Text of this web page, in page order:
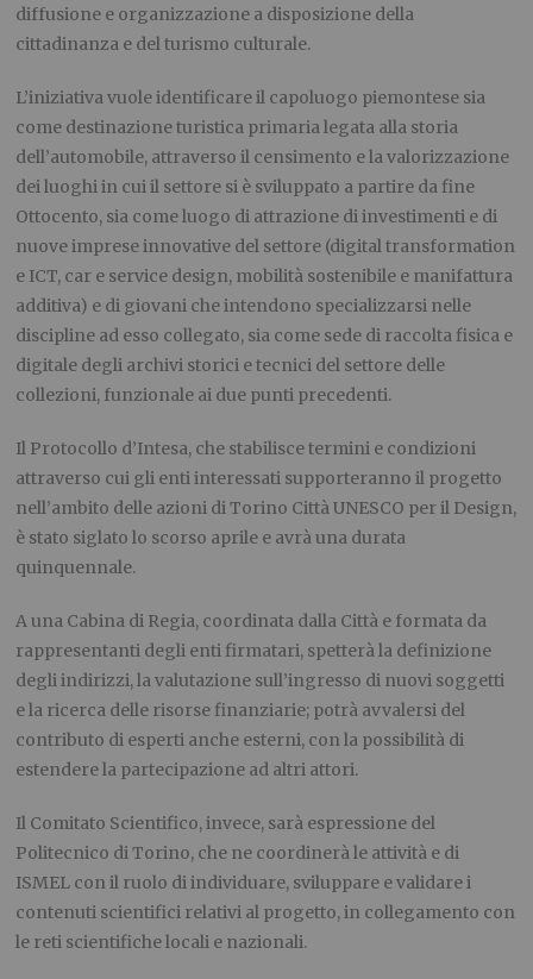
diffusione e organizzazione a disposizione della
cittadinanza e del turismo culturale.
L’iniziativa vuole identificare il capoluogo piemontese sia
come destinazione turistica primaria legata alla storia
dell’automobile, attraverso il censimento e la valorizzazione
dei luoghi in cui il settore si è sviluppato a partire da fine
Ottocento, sia come luogo di attrazione di investimenti e di
nuove imprese innovative del settore (digital transformation
e ICT, car e service design, mobilità sostenibile e manifattura
additiva) e di giovani che intendono specializzarsi nelle
discipline ad esso collegato, sia come sede di raccolta fisica e
digitale degli archivi storici e tecnici del settore delle
collezioni, funzionale ai due punti precedenti.
Il Protocollo d’Intesa, che stabilisce termini e condizioni
attraverso cui gli enti interessati supporteranno il progetto
nell’ambito delle azioni di Torino Città UNESCO per il Design,
è stato siglato lo scorso aprile e avrà una durata
quinquennale.
A una Cabina di Regia, coordinata dalla Città e formata da
rappresentanti degli enti firmatari, spetterà la definizione
degli indirizzi, la valutazione sull’ingresso di nuovi soggetti
e la ricerca delle risorse finanziarie; potrà avvalersi del
contributo di esperti anche esterni, con la possibilità di
estendere la partecipazione ad altri attori.
Il Comitato Scientifico, invece, sarà espressione del
Politecnico di Torino, che ne coordinerà le attività e di
ISMEL con il ruolo di individuare, sviluppare e validare i
contenuti scientifici relativi al progetto, in collegamento con
le reti scientifiche locali e nazionali.